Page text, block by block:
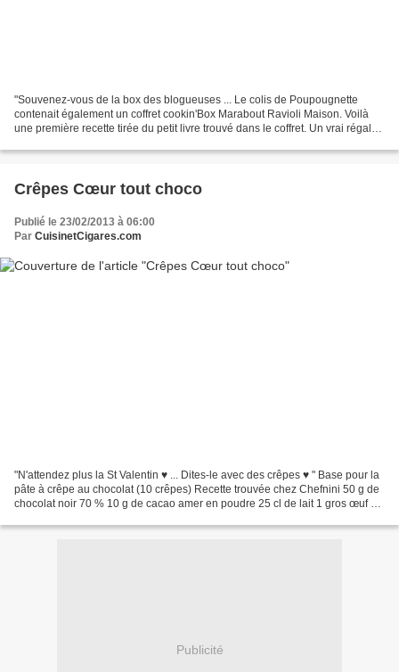
"Souvenez-vous de la box des blogueuses ... Le colis de Poupougnette
contenait également un coffret cookin'Box Marabout Ravioli Maison. Voilà
une première recette tirée du petit livre trouvé dans le coffret. Un vrai régal
Crêpes Cœur tout choco
Publié le 23/02/2013 à 06:00
Par CuisinetCigares.com
"N'attendez plus la St Valentin ♥ ... Dites-le avec des crêpes ♥ " Base pour la
pâte à crêpe au chocolat (10 crêpes) Recette trouvée chez Chefnini 50 g de
chocolat noir 70 % 10 g de cacao amer en poudre 25 cl de lait 1 gros œuf 15
Publicité